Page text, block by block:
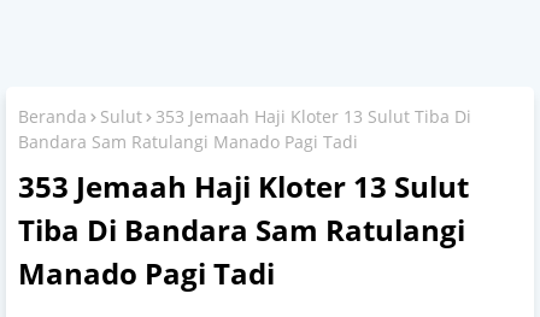
Beranda Sulut
353 Jemaah Haji Kloter 13 Sulut Tiba Di
Bandara Sam Ratulangi Manado Pagi Tadi
353 Jemaah Haji Kloter 13 Sulut
Tiba Di Bandara Sam Ratulangi
Manado Pagi Tadi